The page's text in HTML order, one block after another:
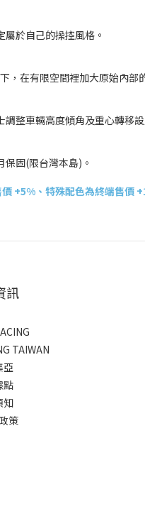
於自己的操控風格。
在有限空間裡加大原始內部
整車輛高度傾角及重心轉移設
固(限台灣本島)。
+5%、特殊配色為終端售價
訊
TAIWAN
亞
點
知
策